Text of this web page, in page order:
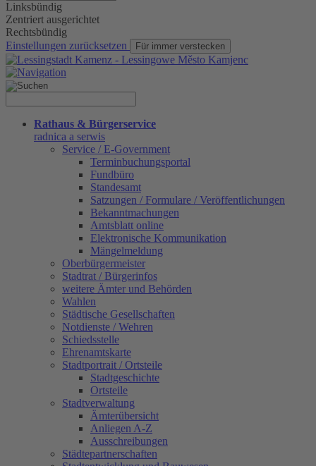
Linksbündig
Zentriert ausgerichtet
Rechtsbündig
Einstellungen zurücksetzen
Für immer verstecken
Rathaus & Bürgerservice
radnica a serwis
Service / E-Government
Terminbuchungsportal
Fundbüro
Standesamt
Satzungen / Formulare / Veröffentlichungen
Bekanntmachungen
Amtsblatt online
Elektronische Kommunikation
Mängelmeldung
Oberbürgermeister
Stadtrat / Bürgerinfos
weitere Ämter und Behörden
Wahlen
Städtische Gesellschaften
Notdienste / Wehren
Schiedsstelle
Ehrenamtskarte
Stadtportrait / Ortsteile
Stadtgeschichte
Ortsteile
Stadtverwaltung
Ämterübersicht
Anliegen A-Z
Ausschreibungen
Städtepartnerschaften